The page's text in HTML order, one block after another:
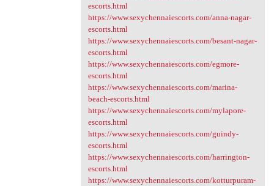
escorts.html
https://www.sexychennaiescorts.com/anna-nagar-
escorts.html
https://www.sexychennaiescorts.com/besant-nagar-
escorts.html
https://www.sexychennaiescorts.com/egmore-
escorts.html
https://www.sexychennaiescorts.com/marina-
beach-escorts.html
https://www.sexychennaiescorts.com/mylapore-
escorts.html
https://www.sexychennaiescorts.com/guindy-
escorts.html
https://www.sexychennaiescorts.com/harrington-
escorts.html
https://www.sexychennaiescorts.com/kotturpuram-